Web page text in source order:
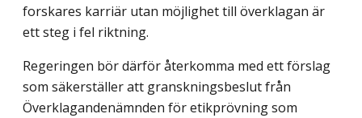
forskares karriär utan möjlighet till överklagan är
ett steg i fel riktning.
Regeringen bör därför återkomma med ett förslag
som säkerställer att gransknings­beslut från
Överklagandenämnden för etikprövning som